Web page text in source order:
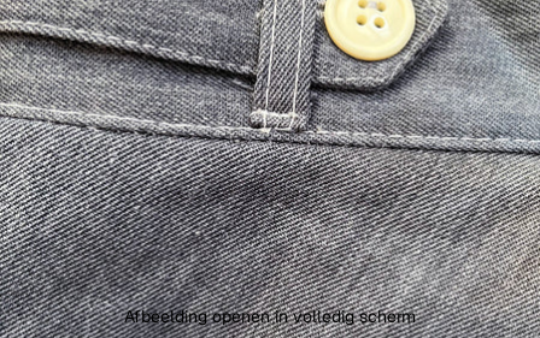
Afbeelding openen in volledig scherm